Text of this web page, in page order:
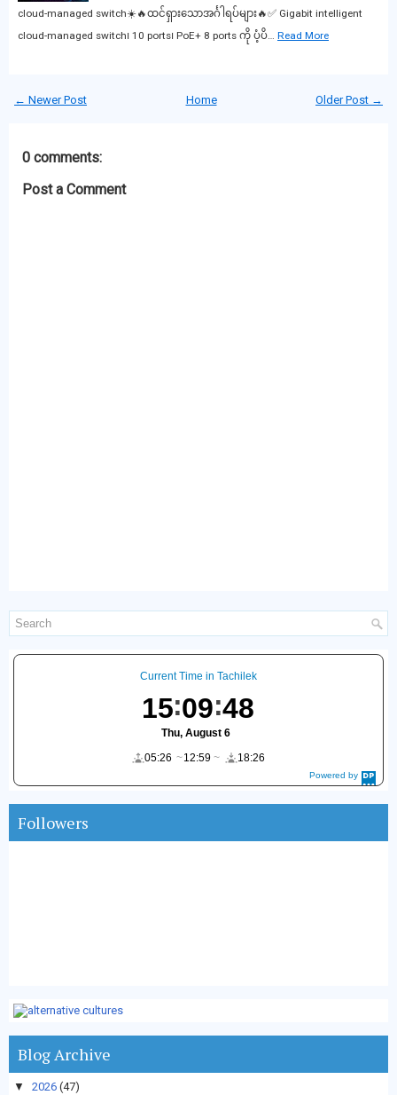
cloud-managed switch☀️🔥ထင်ရှားသောအင်္ဂါရပ်များ🔥✅ Gigabit intelligent
cloud-managed switch၊ 10 ports၊ PoE+ 8 ports ကို ပံ့ပိ…
Read More
← Newer Post Older Post →
Home
0 comments:
Post a Comment
Powered by
DaysPedia.c
Current Time in Tachilek
15 09 49
Thu, August 6
05:26
12:59 18:26
Followers
Blog Archive
▼ 2026 (47)